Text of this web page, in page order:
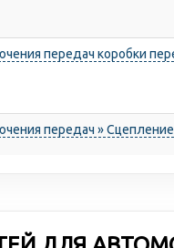
передач коробки
передач » Сцепление